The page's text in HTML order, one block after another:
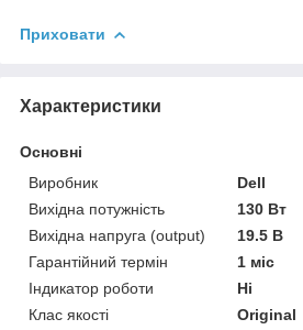
Приховати
Характеристики
Основні
Виробник
Dell
Вихідна потужність
130 Вт
Вихідна напруга (output)
19.5 В
Гарантійний термін
1 міс
Індикатор роботи
Ні
Клас якості
Original